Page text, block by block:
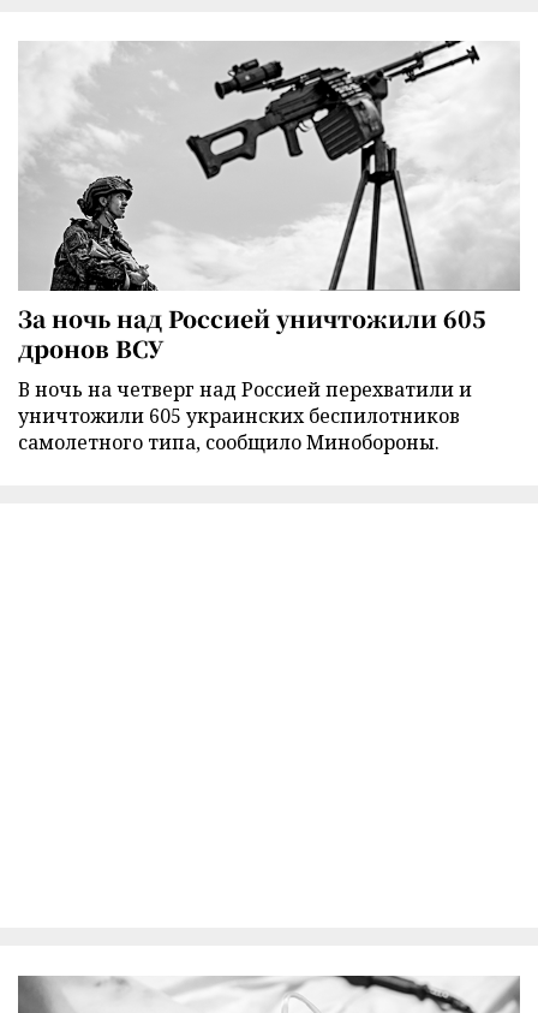
За ночь над Россией уничтожили 605
дронов ВСУ
В ночь на четверг над Россией перехватили и
уничтожили 605 украинских беспилотников
самолетного типа, сообщило Минобороны.